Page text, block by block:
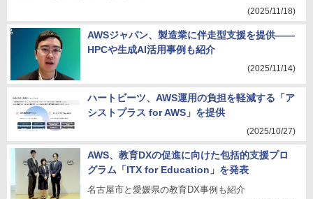
(2025/11/18)
AWSジャパン、製造業に伴走型支援を提供――
HPCや生成AI活用事例も紹介
(2025/11/14)
ハートビーツ、AWS運用の負担を軽減する「ア
シストプラス for AWS」を提供
(2025/10/27)
AWS、教育DXの促進に向けた包括的支援プロ
グラム「ITX for Education」を発表
名古屋市と愛媛県の教育DX事例も紹介